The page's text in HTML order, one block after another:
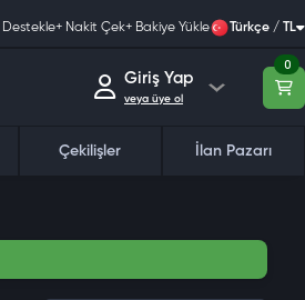
Destekle+ Nakit Çek+ Bakiye Yükle Türkçe / TL
Giriş Yap
veya üye ol
0
Çekilişler İlan Pazarı